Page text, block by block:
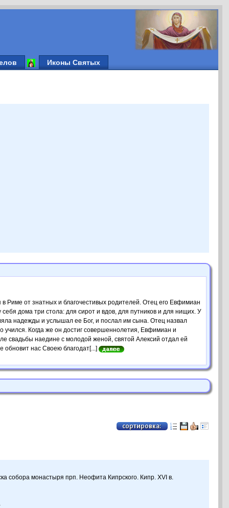
Иконы Святых
Риме от знатных и благочестивых родителей. Отец его Евфимиан
дома три стола: для сирот и вдов, для путников и для нищих. У
надежды и услышал ее Бог, и послал им сына. Отец назвал
Когда же он достиг совершеннолетия, Евфимиан и
свадьбы наедине с молодой женой, святой Алексий отдал ей
обновит нас Своею благодат[...]
собора монастыря прп. Неофита Кипрского. Кипр. XVI в.